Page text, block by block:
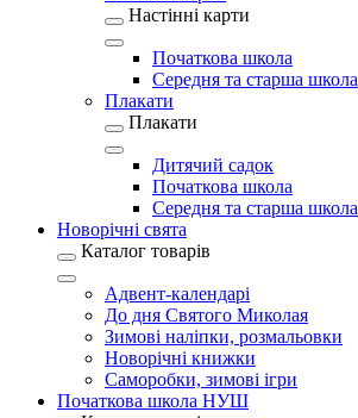
Настінні карти
Початкова школа
Середня та старша школа
Плакати
Плакати
Дитячий садок
Початкова школа
Середня та старша школа
Новорічні свята
Каталог товарів
Адвент-календарі
До дня Святого Миколая
Зимові наліпки, розмальовки
Новорічні книжки
Саморобки, зимові ігри
Початкова школа НУШ